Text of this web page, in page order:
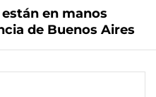
en manos
de Buenos Aires